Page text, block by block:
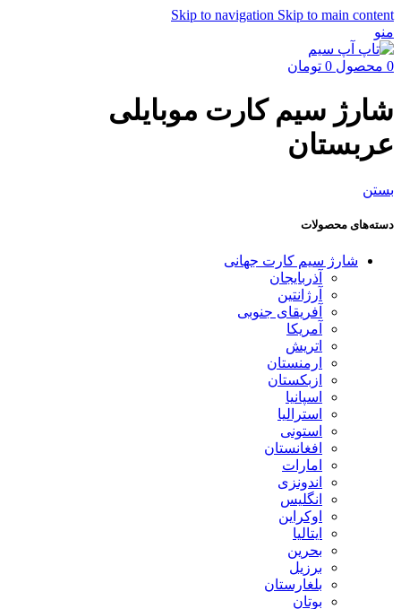
Skip to navigation Skip to main content
منو
0 محصول 0 تومان
شارژ سیم کارت موبایلی
عربستان
بستن
دسته‌های محصولات
شارژ سیم کارت جهانی
آذربایجان
آرژانتین
آفریقای جنوبی
آمریکا
اتریش
ارمنستان
ازبکستان
اسپانیا
استرالیا
استونی
افغانستان
امارات
اندونزی
انگلیس
اوکراین
ایتالیا
بحرین
برزیل
بلغارستان
بوتان